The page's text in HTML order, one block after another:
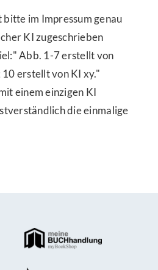
im Impressum genau
KI zugeschrieben
Abb. 1-7 erstellt von
erstellt von KI xy."
einem einzigen KI
die einmalige